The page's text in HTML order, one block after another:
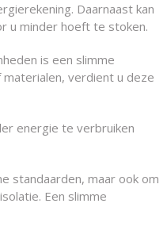
Daarnaast kan
u minder hoeft te stoken.
is een slimme
verdient u deze
energie te verbruiken
standaarden, maar ook om
Een slimme